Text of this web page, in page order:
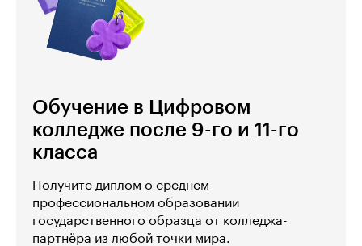
Обучение в Цифровом
колледже после 9-го и 11-го
класса
Получите диплом о среднем
профессиональном образовании
государственного образца от колледжа-
партнёра из любой точки мира.